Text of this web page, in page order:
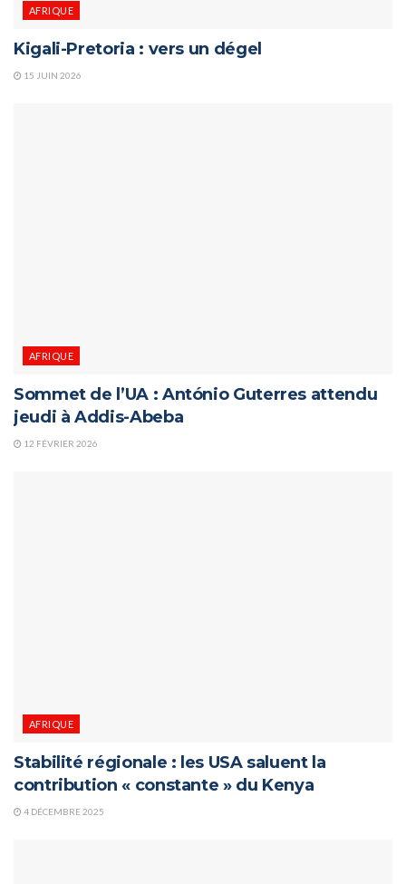
AFRIQUE
Kigali-Pretoria : vers un dégel
15 JUIN 2026
AFRIQUE
Sommet de l’UA : António Guterres attendu
jeudi à Addis-Abeba
12 FÉVRIER 2026
AFRIQUE
Stabilité régionale : les USA saluent la
contribution « constante » du Kenya
4 DÉCEMBRE 2025